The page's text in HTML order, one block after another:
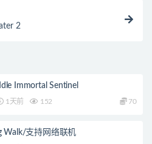
2
Immortal Sentinel
1天前 152 70
Walk/支持网络联机